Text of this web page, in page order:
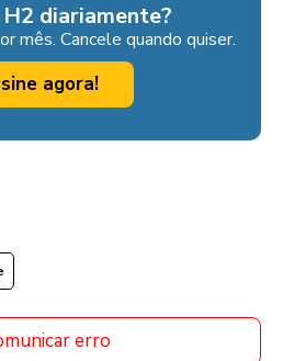
diariamente?
mês. Cancele quando quiser.
agora!
erro